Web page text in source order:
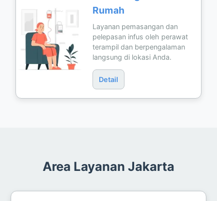
Rumah
Layanan pemasangan dan
pelepasan infus oleh perawat
terampil dan berpengalaman
langsung di lokasi Anda.
Detail
Area Layanan Jakarta